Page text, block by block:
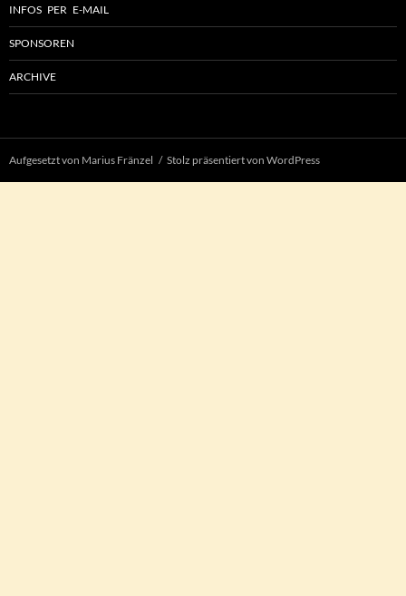
INFOS PER E-MAIL
SPONSOREN
ARCHIVE
Aufgesetzt von Marius Fränzel Stolz präsentiert von WordPress